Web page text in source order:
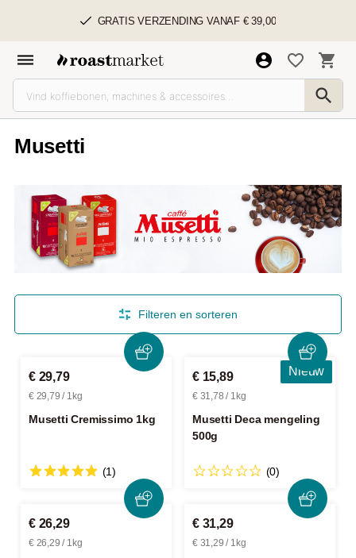
GRATIS VERZENDING VANAF € 39,00
Musetti
Filteren en sorteren
€ 29,79
€ 29,79 / 1kg
Musetti Cremissimo 1kg
(1)
Nieuw
€ 15,89
€ 31,78 / 1kg
Musetti Deca mengeling
500g
(0)
€ 26,29
€ 26,29 / 1kg
€ 31,29
€ 31,29 / 1kg